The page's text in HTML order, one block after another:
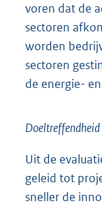
voren dat de
sectoren
worden
sectoren
de energie-
Doeltreffendheid
Uit de
geleid tot
sneller de